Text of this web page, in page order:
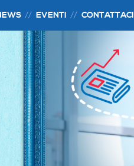
EVENTI CONTATTACI